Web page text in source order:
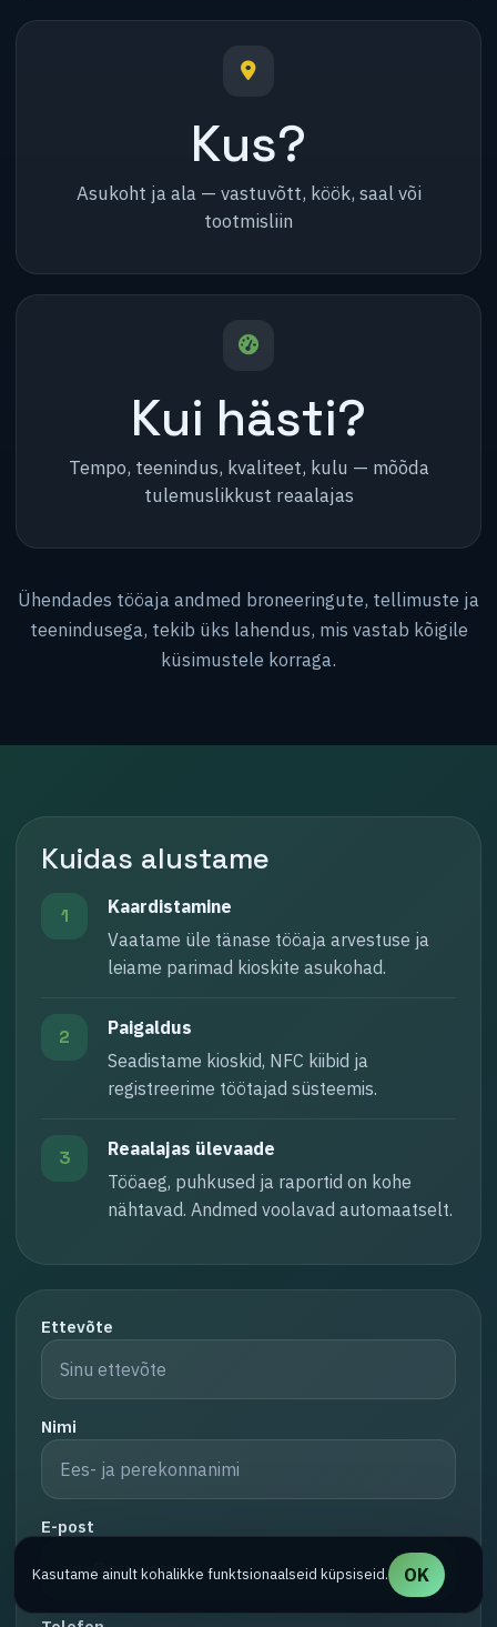
Kus?
Asukoht ja ala — vastuvõtt, köök, saal või
tootmisliin
Kui hästi?
Tempo, teenindus, kvaliteet, kulu — mõõda
tulemuslikkust reaalajas
Ühendades tööaja andmed broneeringute, tellimuste ja
teenindusega, tekib üks lahendus, mis vastab kõigile
küsimustele korraga.
Kuidas alustame
1
Kaardistamine
Vaatame üle tänase tööaja arvestuse ja
leiame parimad kioskite asukohad.
2
Paigaldus
Seadistame kioskid, NFC kiibid ja
registreerime töötajad süsteemis.
3
Reaalajas ülevaade
Tööaeg, puhkused ja raportid on kohe
nähtavad. Andmed voolavad automaatselt.
Ettevõte
Nimi
E-post
Kasutame ainult kohalikke funktsionaalseid küpsiseid. OK